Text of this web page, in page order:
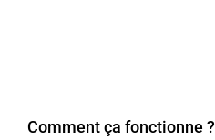
Comment ça fonctionne ?